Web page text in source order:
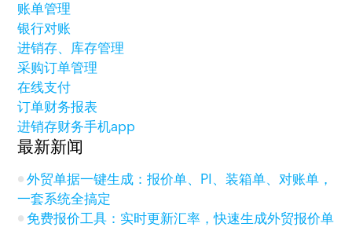
账单管理
银行对账
进销存、库存管理
采购订单管理
在线支付
订单财务报表
进销存财务手机app
最新新闻
外贸单据一键生成：报价单、PI、装箱单、对账单，
一套系统全搞定
免费报价工具：实时更新汇率，快速生成外贸报价单